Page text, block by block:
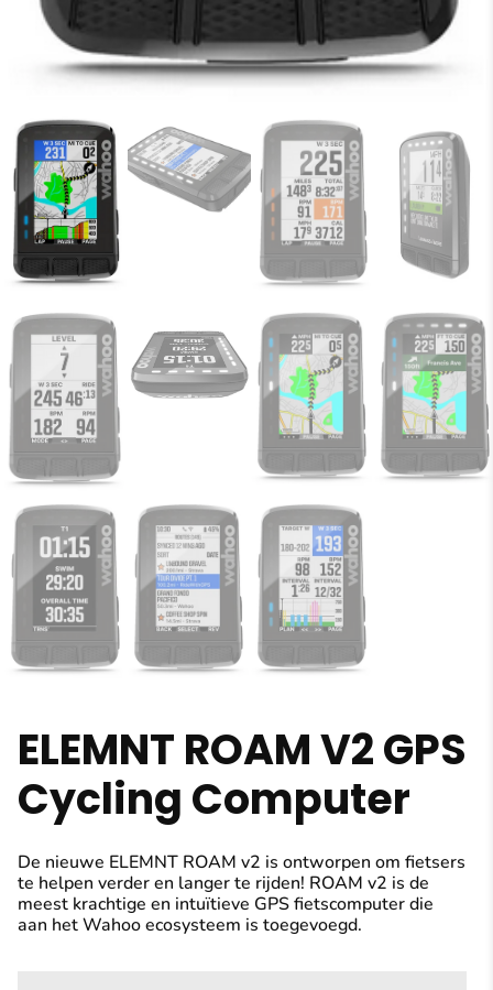
ELEMNT ROAM V2 GPS
Cycling Computer
De nieuwe ELEMNT ROAM v2 is ontworpen om fietsers
te helpen verder en langer te rijden! ROAM v2 is de
meest krachtige en intuïtieve GPS fietscomputer die
aan het Wahoo ecosysteem is toegevoegd.